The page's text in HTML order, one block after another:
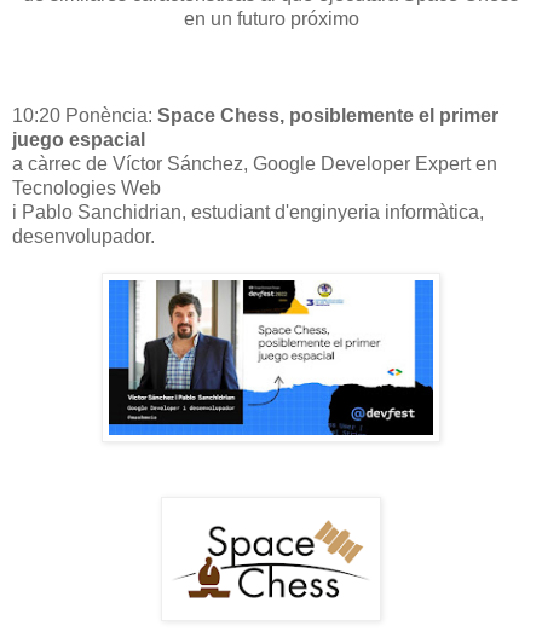
en un futuro próximo
10:20 Ponència: Space Chess, posiblemente el primer
juego espacial
a càrrec de Víctor Sánchez, Google Developer Expert en
Tecnologies Web
i Pablo Sanchidrian, estudiant d'enginyeria informàtica,
desenvolupador.